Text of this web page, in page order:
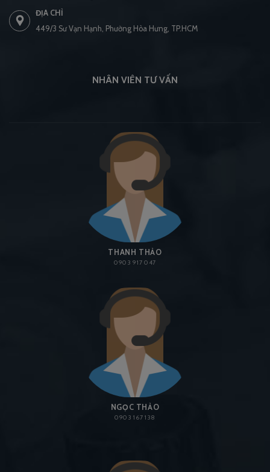
ĐỊA CHỈ
449/3 Sư Vạn Hạnh, Phường Hòa Hưng, TP.HCM
NHÂN VIÊN TƯ VẤN
THANH THẢO
0903 917 047
NGỌC THẢO
0903 167 138